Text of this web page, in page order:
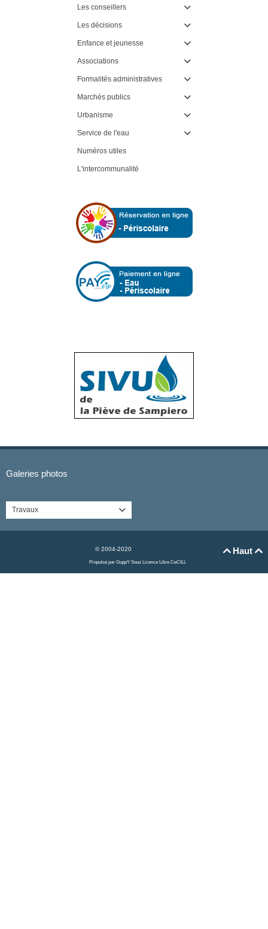
Les conseillers 
Les décisions 
Enfance et jeunesse 
Associations 
Formalités administratives 
Marchés publics 
Urbanisme 
Service de l'eau 
Numéros utiles
L'intercommunalité
Galeries photos
Travaux 
Haut 
© 2004-2020
Propulsé par GuppY Sous Licence Libre CeCILL